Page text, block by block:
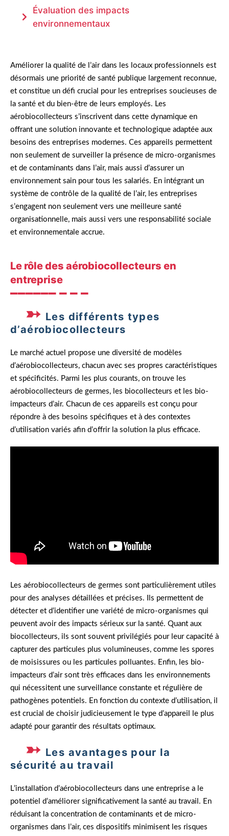
Évaluation des impacts
environnementaux
Améliorer la qualité de l’air dans les locaux professionnels est
désormais une priorité de santé publique largement reconnue,
et constitue un défi crucial pour les entreprises soucieuses de
la santé et du bien-être de leurs employés. Les
aérobiocollecteurs s’inscrivent dans cette dynamique en
offrant une solution innovante et technologique adaptée aux
besoins des entreprises modernes. Ces appareils permettent
non seulement de surveiller la présence de micro-organismes
et de contaminants dans l’air, mais aussi d’assurer un
environnement sain pour tous les salariés. En intégrant un
système de contrôle de la qualité de l’air, les entreprises
s’engagent non seulement vers une meilleure santé
organisationnelle, mais aussi vers une responsabilité sociale
et environnementale accrue.
Le rôle des aérobiocollecteurs en
entreprise
Les différents types
d’aérobiocollecteurs
Le marché actuel propose une diversité de modèles
d’aérobiocollecteurs, chacun avec ses propres caractéristiques
et spécificités. Parmi les plus courants, on trouve les
aérobiocollecteurs de germes, les biocollecteurs et les bio-
impacteurs d’air. Chacun de ces appareils est conçu pour
répondre à des besoins spécifiques et à des contextes
d’utilisation variés afin d’offrir la solution la plus efficace.
Les aérobiocollecteurs de germes sont particulièrement utiles
pour des analyses détaillées et précises. Ils permettent de
détecter et d’identifier une variété de micro-organismes qui
peuvent avoir des impacts sérieux sur la santé. Quant aux
biocollecteurs, ils sont souvent privilégiés pour leur capacité à
capturer des particules plus volumineuses, comme les spores
de moisissures ou les particules polluantes. Enfin, les bio-
impacteurs d’air sont très efficaces dans les environnements
qui nécessitent une surveillance constante et régulière de
pathogènes potentiels. En fonction du contexte d’utilisation, il
est crucial de choisir judicieusement le type d’appareil le plus
adapté pour garantir des résultats optimaux.
Les avantages pour la
sécurité au travail
L’installation d’aérobiocollecteurs dans une entreprise a le
potentiel d’améliorer significativement la santé au travail. En
réduisant la concentration de contaminants et de micro-
organismes dans l’air, ces dispositifs minimisent les risques